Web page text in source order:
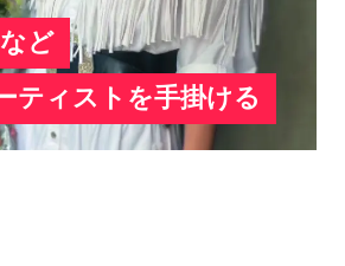
ど
ティストを手掛ける